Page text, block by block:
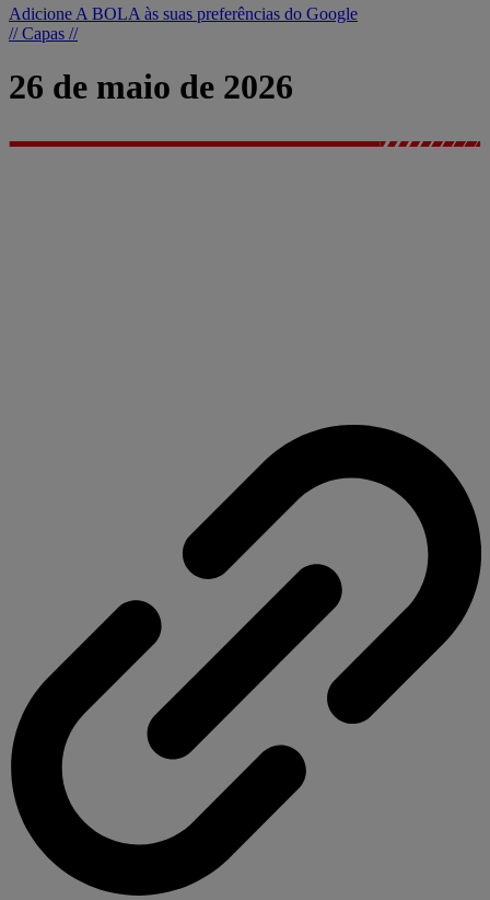
Adicione A BOLA às suas preferências do Google
// Capas //
26 de maio de 2026